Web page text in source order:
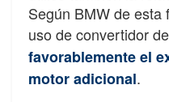
Según BMW de esta
uso de convertidor
favorablemente el
motor adicional.